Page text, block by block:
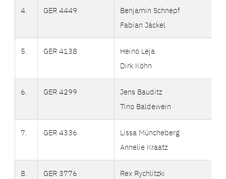
4. GER 4449
Benjamin Schnepf
Fabian Jäckel
5. GER 4138
Heino Leja
Dirk Köhn
6. GER 4299
Jens Bauditz
Tino Baldewein
7. GER 4336
Lissa Müncheberg
Annelie Kraatz
8.
GER 3776
Rex Rychlitzki